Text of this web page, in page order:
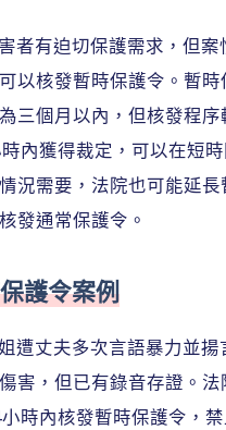
者有迫切保護需求，但
以核發暫時保護令。暫
三個月以內，但核發程
內獲得裁定，可以在短
況需要，法院也可能延
發通常保護令。
護令案例
遭丈夫多次言語暴力並
害，但已有錄音存證。
時內核發暫時保護令，